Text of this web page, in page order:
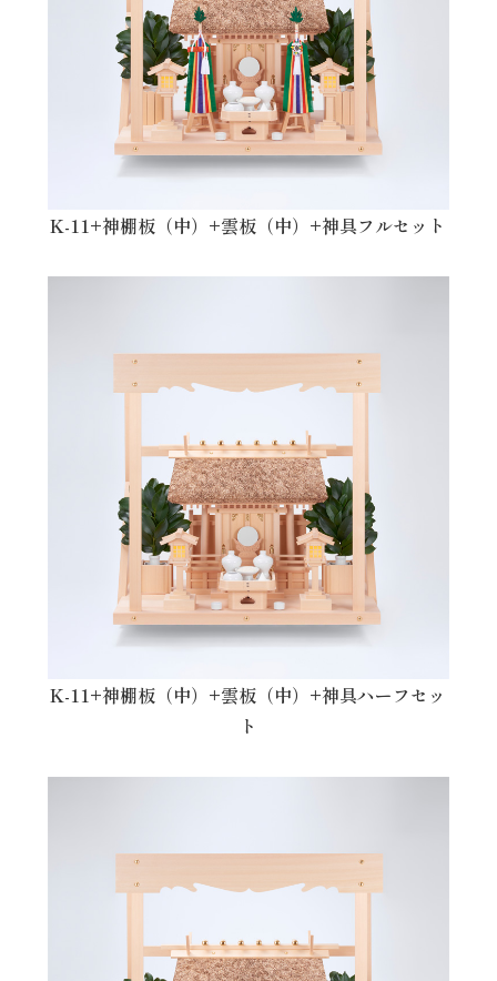
K-11+神棚板（中）+雲板（中）+神具フルセット
K-11+神棚板（中）+雲板（中）+神具ハーフセッ
ト